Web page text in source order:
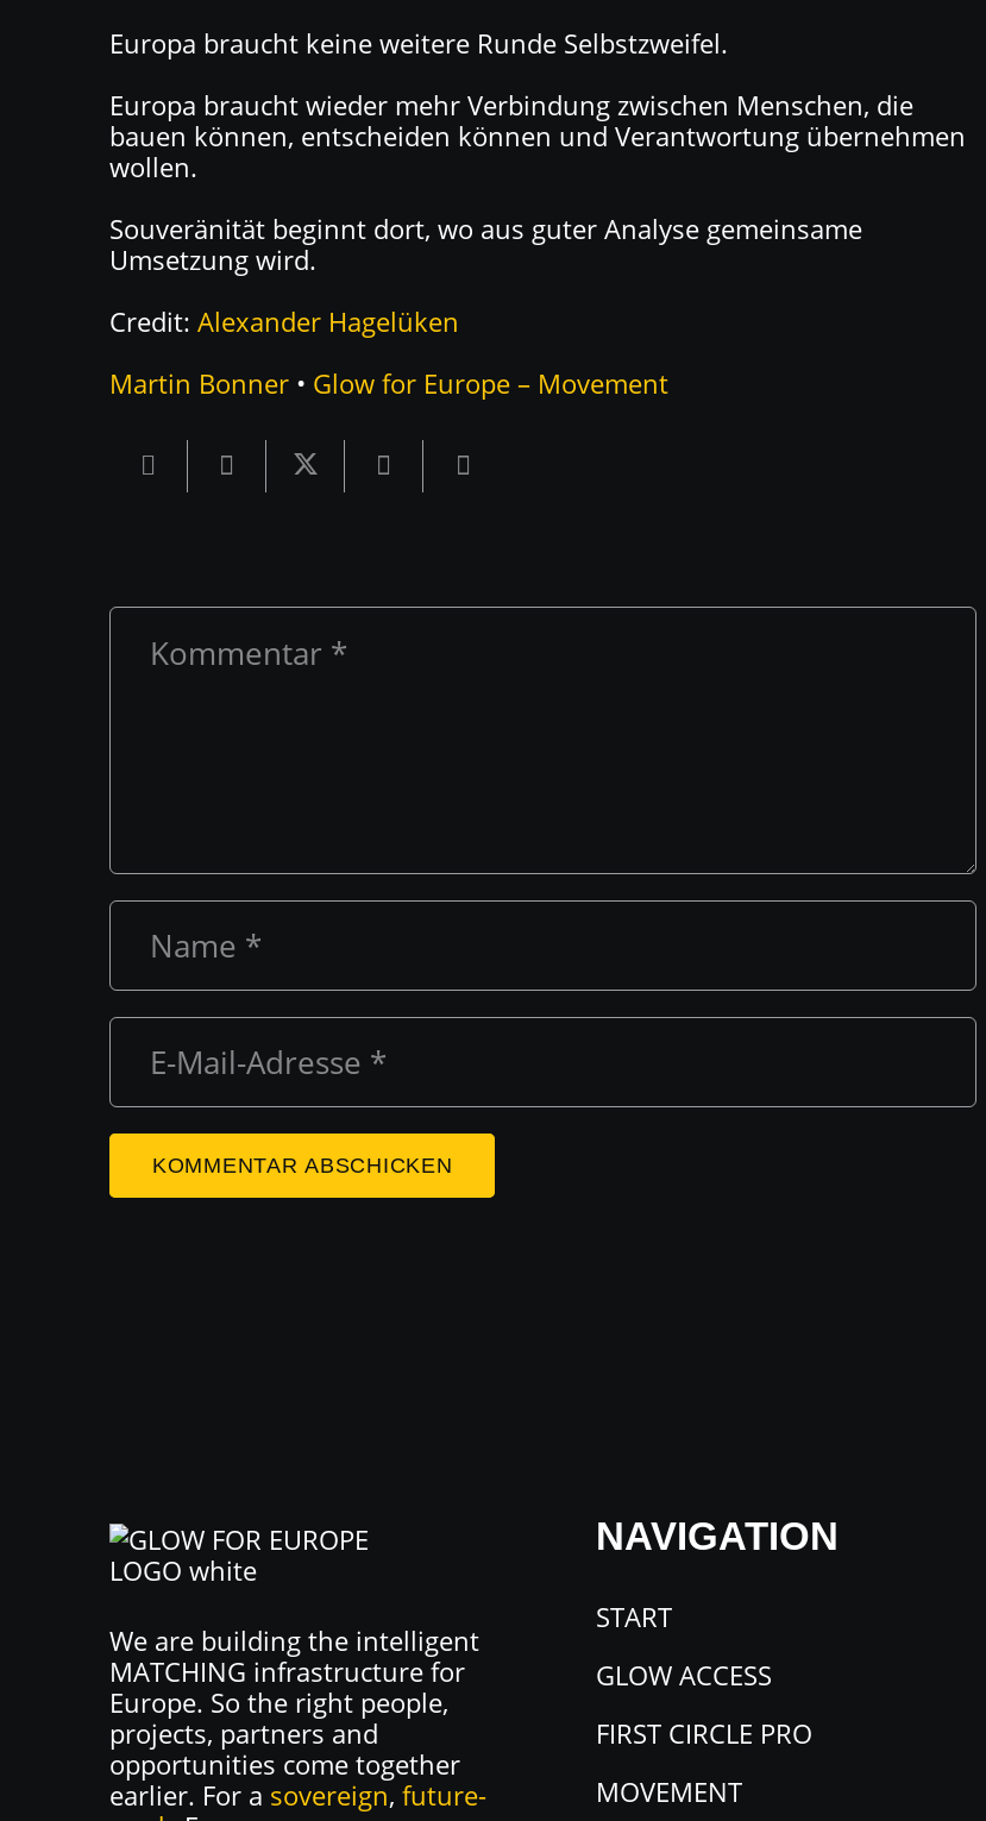
Europa braucht keine weitere Runde Selbstzweifel.
Europa braucht wieder mehr Verbindung zwischen Menschen, die
bauen können, entscheiden können und Verantwortung übernehmen
wollen.
Souveränität beginnt dort, wo aus guter Analyse gemeinsame
Umsetzung wird.
Credit: Alexander Hagelüken
Martin Bonner • Glow for Europe – Movement
KOMMENTAR ABSCHICKEN
We are building the intelligent
MATCHING infrastructure for
Europe. So the right people,
projects, partners and
opportunities come together
earlier. For a sovereign, future-
NAVIGATION
START
GLOW ACCESS
FIRST CIRCLE PRO
MOVEMENT